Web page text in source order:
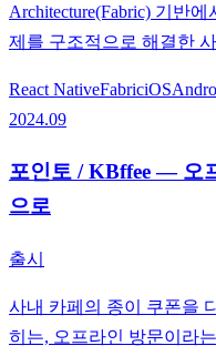
Architecture(Fabric) 기반
제를 구조적으로 해결한
React NativeFabriciOS
2024.09
포인토 / KBffee — 오
으로
출시
사내 카페의 종이 쿠폰을
히는, 오프라인 방문이라